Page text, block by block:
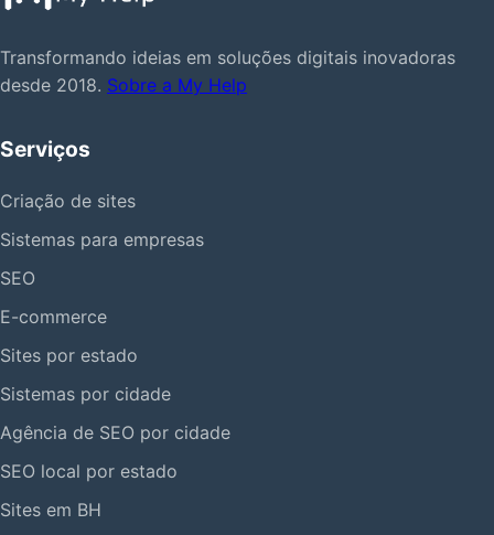
Transformando ideias em soluções digitais inovadoras
desde 2018. Sobre a My Help
Serviços
Criação de sites
Sistemas para empresas
SEO
E-commerce
Sites por estado
Sistemas por cidade
Agência de SEO por cidade
SEO local por estado
Sites em BH